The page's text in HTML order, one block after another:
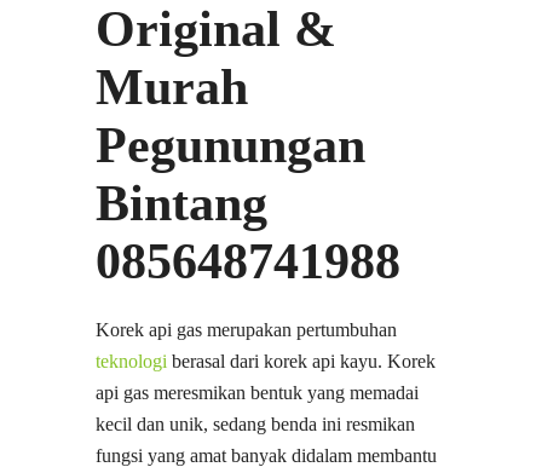
Original &
Murah
Pegunungan
Bintang
085648741988
Korek api gas merupakan pertumbuhan
teknologi berasal dari korek api kayu. Korek
api gas meresmikan bentuk yang memadai
kecil dan unik, sedang benda ini resmikan
fungsi yang amat banyak didalam membantu